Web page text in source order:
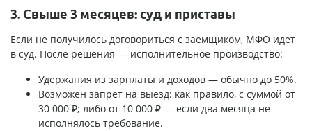
3. Свыше 3 месяцев: суд и приставы
Если не получилось договориться с заемщиком, МФО идет
в суд. После решения — исполнительное производство:
Удержания из зарплаты и доходов — обычно до 50%.
Возможен запрет на выезд: как правило, с суммой от
30 000 ₽; либо от 10 000 ₽ — если два месяца не
исполнялось требование.